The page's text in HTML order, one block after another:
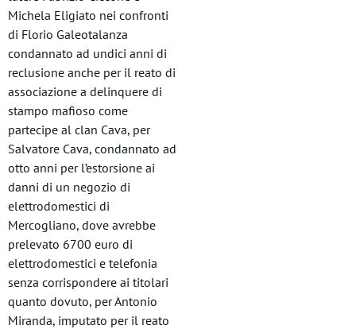
Michela Eligiato nei confronti
di Florio Galeotalanza
condannato ad undici anni di
reclusione anche per il reato di
associazione a delinquere di
stampo mafioso come
partecipe al clan Cava, per
Salvatore Cava, condannato ad
otto anni per l’estorsione ai
danni di un negozio di
elettrodomestici di
Mercogliano, dove avrebbe
prelevato 6700 euro di
elettrodomestici e telefonia
senza corrispondere ai titolari
quanto dovuto, per Antonio
Miranda, imputato per il reato